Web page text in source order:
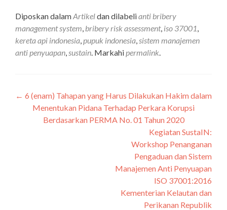
Diposkan dalamArtikeldan dilabelianti bribery
management system, bribery risk assessment, iso 37001,
kereta api indonesia,pupuk indonesia,sistem manajemen
anti penyuapan,sustain. Markahipermalink.
Navigasi
← 6 (enam) Tahapan yang Harus Dilakukan Hakim dalam
Menentukan Pidana Terhadap Perkara Korupsi
Berdasarkan PERMA No. 01 Tahun 2020
Kegiatan SustaIN:
Workshop Penanganan
Pengaduan dan Sistem
Manajemen Anti Penyuapan
ISO 37001:2016
Kementerian Kelautan dan
Perikanan Republik